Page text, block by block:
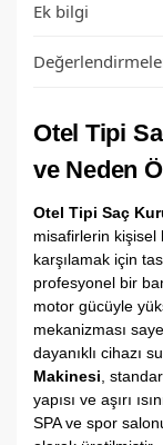
Ek bilgi
Otel Tipi
ve Neden
Otel Tipi Saç
misafirlerin kişisel
karşılamak için
profesyonel bir
motor gücüyle
mekanizması
dayanıklı cihazı
Makinesi ,
yapısı ve aşırı
SPA ve spor